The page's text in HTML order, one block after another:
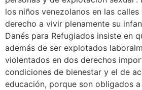
los niños venezolanos en las
derecho a vivir plenamente su
Danés para Refugiados insiste en
además de ser explotados
violentados en dos derechos
condiciones de bienestar y el de
educación, porque son obligados